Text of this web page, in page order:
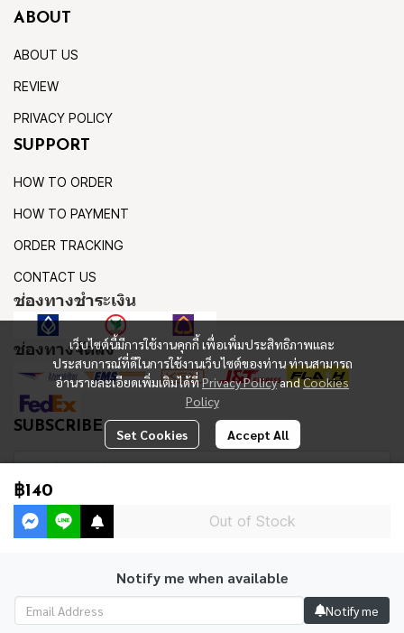
฿140
Out of Stock
Notify me when available
Notify me
เว็บไซต์นี้มีการใช้งานคุกกี้ เพื่อเพิ่มประสิทธิภาพและ
ประสบการณ์ที่ดีในการใช้งานเว็บไซต์ของท่าน ท่านสามารถ
อ่านรายละเอียดเพิ่มเติมได้ที่Privacy PolicyandCookies
Policy
Set Cookies Accept All
ABOUT
ABOUT US
REVIEW
PRIVACY POLICY
SUPPORT
HOW TO ORDER
HOW TO PAYMENT
ORDER TRACKING
CONTACT US
ช่องทางชำระเงิน
ช่องทางจัดส่ง
SUBSCRIBE
Subscribe
Copyright 2023 | All Rights Reserved | Powered by MWE
Powered By MakeWebEasy